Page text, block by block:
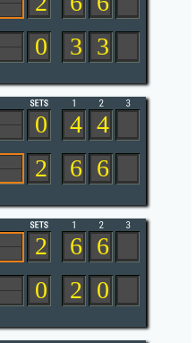
0
3 3
0
2
4 4
6 6
2
0
6 6
2 0